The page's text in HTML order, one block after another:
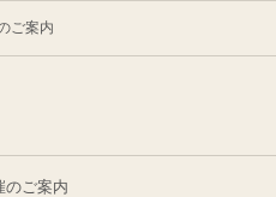
ご案内
のご案内